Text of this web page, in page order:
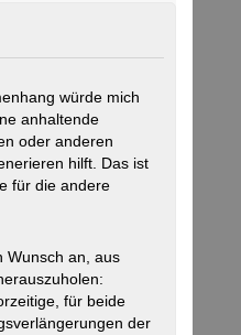
würde mich
anhaltende
oder anderen
hilft. Das ist
für die andere
Wunsch an, aus
für beide
der